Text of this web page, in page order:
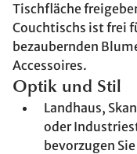
Tischfläche
Couchtischs ist frei
bezaubernden
Accessoires.
Optik und Stil
Landhaus,
oder
bevorzugen